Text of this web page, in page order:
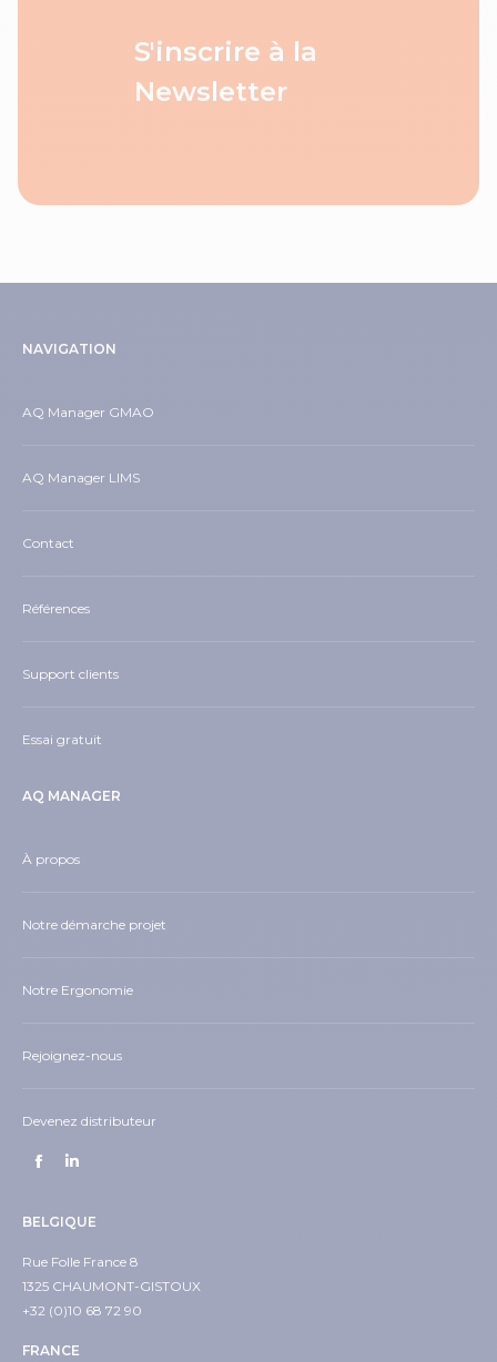
S'inscrire à la
Newsletter
NAVIGATION
AQ Manager GMAO
AQ Manager LIMS
Contact
Références
Support clients
Essai gratuit
AQ MANAGER
À propos
Notre démarche projet
Notre Ergonomie
Rejoignez-nous
Devenez distributeur
BELGIQUE
Rue Folle France 8
1325 CHAUMONT-GISTOUX
+32 (0)10 68 72 90
FRANCE